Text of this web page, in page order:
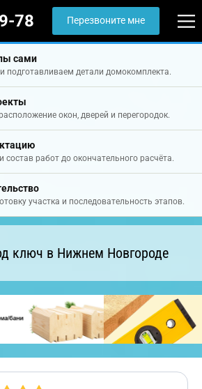
78 Перезвоните мне
сами
подготавливаем детали домокомплекта.
окон, дверей и перегородок.
работ до окончательного расчёта.
участка и последовательность этапов.
ключ в Нижнем Новгороде